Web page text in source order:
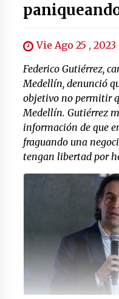
Vie Ago 25 , 2023
Federico Gutiérrez,
Medellín, denunció
objetivo no permitir
Medellín. Gutiérrez
información de que
fraguando una
tengan libertad por